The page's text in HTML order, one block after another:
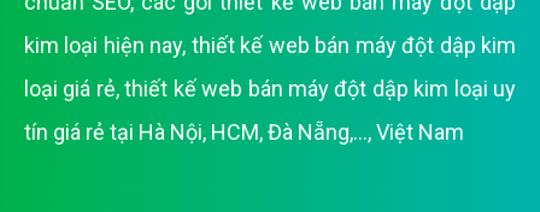
kim loại hiện nay, thiết kế web bán máy đột dập kim
loại giá rẻ,thiết kế web bán máy đột dập kim loại uy
tín giá rẻ tại Hà Nội, HCM, Đà Nẵng,..., Việt Nam